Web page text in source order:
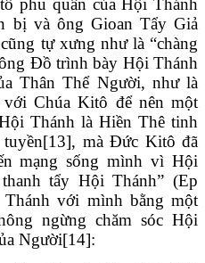
phu quân của Hội Thánh
bị và ông Gioan Tẩy Giả
tự xưng như là “chàng
Đồ trình bày Hội Thánh
Thân Thể Người, như là
Chúa Kitô để nên một
Thánh là Hiền Thê tinh
mà Đức Kitô đã
mạng sống mình vì Hội
tẩy Hội Thánh” (Ep
với mình bằng một
ngừng chăm sóc Hội
Người[14]: